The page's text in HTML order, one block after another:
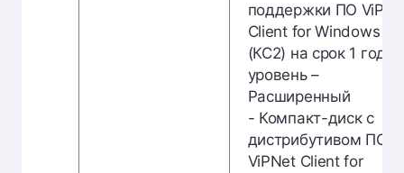
поддержки ПО
Client for Windows
(КС2) на срок 1 год,
уровень –
Расширенный
- Компакт-диск с
дистрибутивом ПО
ViPNet Client for